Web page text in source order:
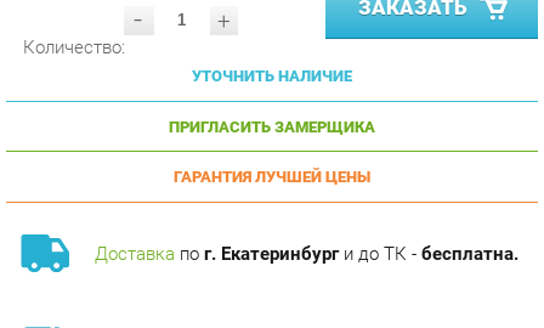
УТОЧНИТЬ НАЛИЧИЕ
ПРИГЛАСИТЬ ЗАМЕРЩИКА
ГАРАНТИЯ ЛУЧШЕЙ ЦЕНЫ
Доставкапог. Екатеринбурги до ТК -бесплатна.